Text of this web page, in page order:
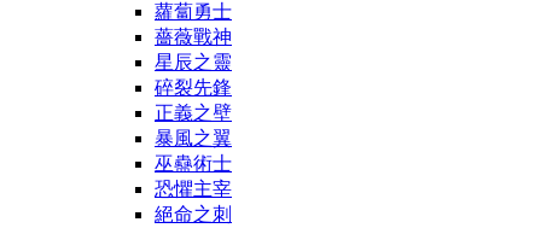
蘿蔔勇士
薔薇戰神
星辰之靈
碎裂先鋒
正義之壁
暴風之翼
巫蠱術士
恐懼主宰
絕命之刺